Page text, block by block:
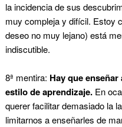
la incidencia de sus
muy compleja y difícil. Estoy
deseo no muy lejano) está
indiscutible.
8ª mentira: Hay que
estilo de aprendizaje.En
querer facilitar demasiado la
limitarnos a enseñarles de